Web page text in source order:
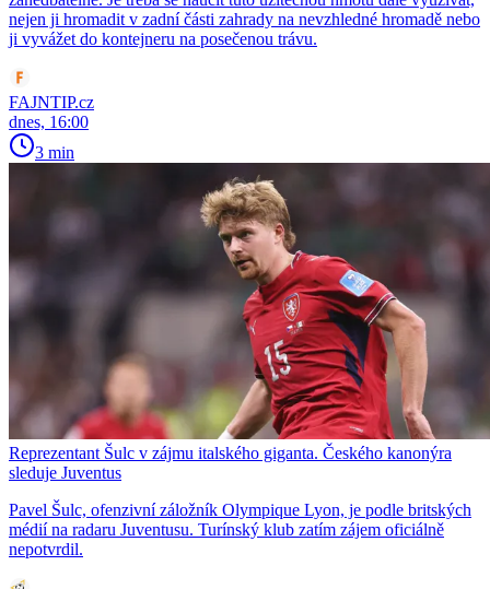
nejen ji hromadit v zadní části zahrady na nevzhledné hromadě nebo
ji vyvážet do kontejneru na posečenou trávu.
FAJNTIP.cz
dnes, 16:00
3 min
Reprezentant Šulc v zájmu italského giganta. Českého kanonýra
sleduje Juventus
Pavel Šulc, ofenzivní záložník Olympique Lyon, je podle britských
médií na radaru Juventusu. Turínský klub zatím zájem oficiálně
nepotvrdil.